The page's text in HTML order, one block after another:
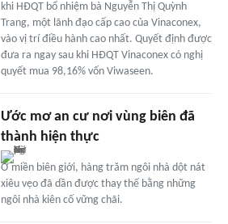
khi HĐQT bổ nhiệm bà Nguyễn Thị Quỳnh
Trang, một lãnh đạo cấp cao của Vinaconex,
vào vị trí điều hành cao nhất. Quyết định được
đưa ra ngay sau khi HĐQT Vinaconex có nghị
quyết mua 98,16% vốn Viwaseen.
Ước mơ an cư nơi vùng biên đã
thành hiện thực
Ở miền biên giới, hàng trăm ngôi nhà dột nát
xiêu vẹo đã dần được thay thế bằng những
ngôi nhà kiên cố vững chãi.